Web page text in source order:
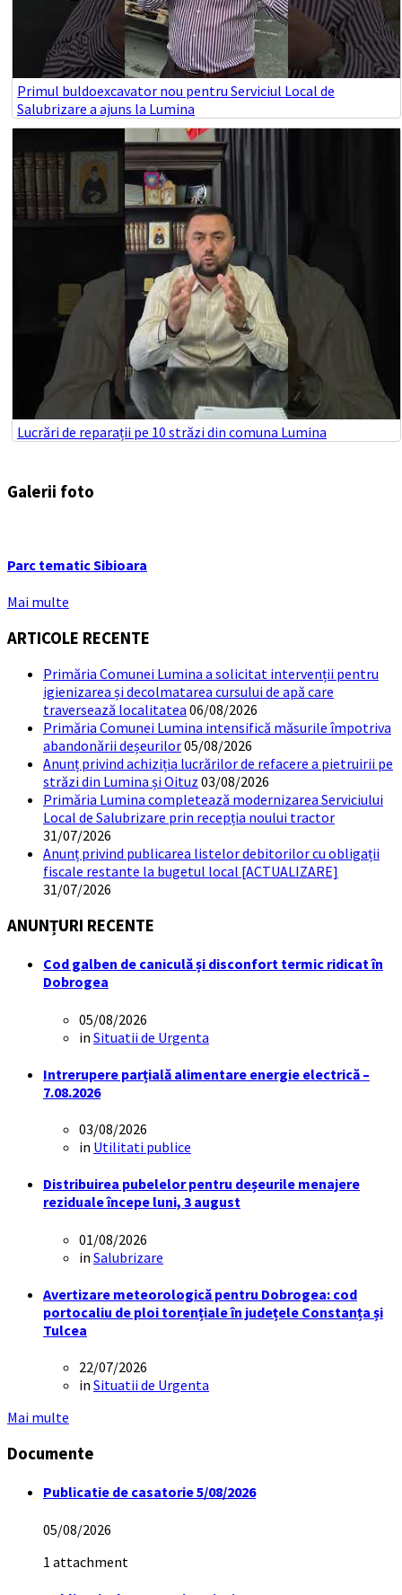
Primul buldoexcavator nou pentru Serviciul Local de
Salubrizare a ajuns la Lumina
Lucrări de reparații pe 10 străzi din comuna Lumina
Galerii foto
Parc tematic Sibioara
Mai multe
ARTICOLE RECENTE
Primăria Comunei Lumina a solicitat intervenții pentru
igienizarea și decolmatarea cursului de apă care
traversează localitatea 06/08/2026
Primăria Comunei Lumina intensifică măsurile împotriva
abandonării deșeurilor05/08/2026
Anunț privind achiziția lucrărilor de refacere a pietruirii pe
străzi din Lumina și Oituz 03/08/2026
Primăria Lumina completează modernizarea Serviciului
Local de Salubrizare prin recepția noului tractor
31/07/2026
Anunț privind publicarea listelor debitorilor cu obligații
fiscale restante la bugetul local [ACTUALIZARE]
31/07/2026
ANUNȚURI RECENTE
Cod galben de caniculă și disconfort termic ridicat în
Dobrogea
05/08/2026
in Situatii de Urgenta
Intrerupere parțială alimentare energie electrică –
7.08.2026
03/08/2026
in Utilitati publice
Distribuirea pubelelor pentru deșeurile menajere
reziduale începe luni, 3 august
01/08/2026
in Salubrizare
Avertizare meteorologică pentru Dobrogea: cod
portocaliu de ploi torențiale în județele Constanța și
Tulcea
22/07/2026
in Situatii de Urgenta
Mai multe
Documente
Publicatie de casatorie 5/08/2026
05/08/2026
1 attachment